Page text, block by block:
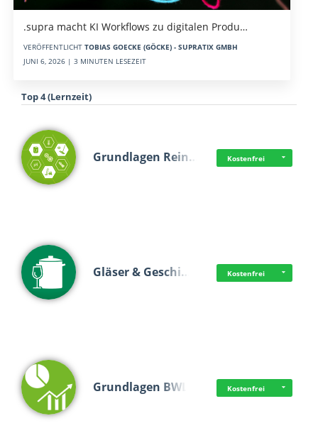
.supra macht KI Workflows zu digitalen Produ…
VERÖFFENTLICHT TOBIAS GOECKE (GÖCKE) - SUPRATIX GMBH
JUNI 6, 2026 | 3 MINUTEN LESEZEIT
Top 4 (Lernzeit)
Grundlagen Rein… Kostenfrei
Gläser & Geschi… Kostenfrei
Grundlagen BWL Kostenfrei